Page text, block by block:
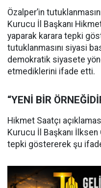
Özalper’in
Kurucu İl Başkanı
yaparak karara tepki
tutuklanmasını siyasi
demokratik siyasete
etmediklerini ifade etti.
“YENİ BİR
Hikmet Saatçı
Kurucu İl Başkanı İlksen
tepki göstererek şu